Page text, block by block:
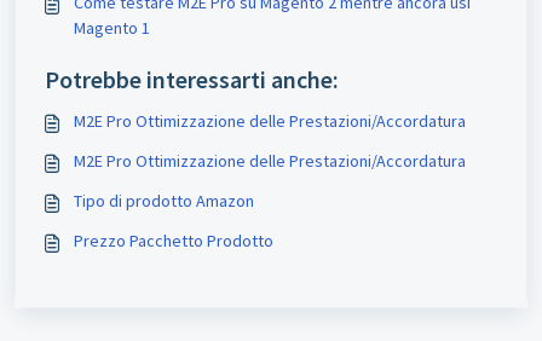
Magento 1
Potrebbe interessarti anche:
M2E Pro Ottimizzazione delle Prestazioni/Accordatura
M2E Pro Ottimizzazione delle Prestazioni/Accordatura
Tipo di prodotto Amazon
Prezzo Pacchetto Prodotto